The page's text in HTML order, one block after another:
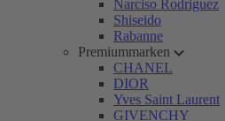
Narciso Rodriguez
Shiseido
Rabanne
Premiummarken
CHANEL
DIOR
Yves Saint Laurent
GIVENCHY